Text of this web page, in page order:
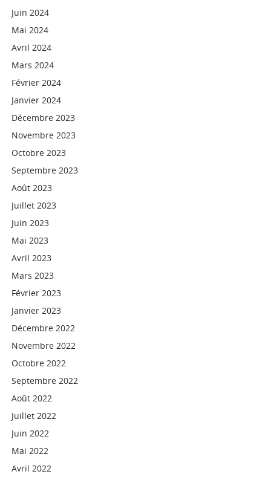
Juin 2024
Mai 2024
Avril 2024
Mars 2024
Février 2024
Janvier 2024
Décembre 2023
Novembre 2023
Octobre 2023
Septembre 2023
Août 2023
Juillet 2023
Juin 2023
Mai 2023
Avril 2023
Mars 2023
Février 2023
Janvier 2023
Décembre 2022
Novembre 2022
Octobre 2022
Septembre 2022
Août 2022
Juillet 2022
Juin 2022
Mai 2022
Avril 2022